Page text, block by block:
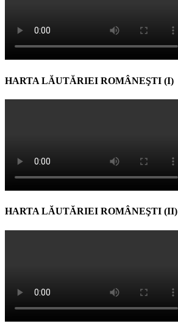
HARTA LĂUTĂRIEI ROMÂNEŞTI (I)
HARTA LĂUTĂRIEI ROMÂNEŞTI (II)